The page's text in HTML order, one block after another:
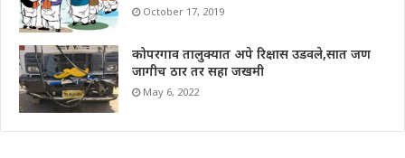
October 17, 2019
कोपरगाव तालुक्यात अपे रिक्षास उडवले,सात जण
जागीच ठार तर सहा जखमी
May 6, 2022